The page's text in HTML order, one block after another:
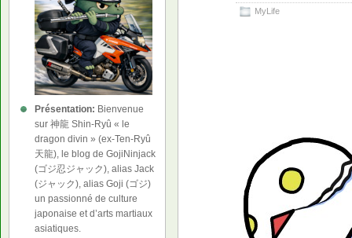
MyLife
Présentation: Bienvenue
sur 神龍 Shin-Ryû « le
dragon divin » (ex-Ten-Ryû
天龍), le blog de GojiNinjack
(ゴジ忍ジャック), alias Jack
(ジャック), alias Goji (ゴジ)
un passionné de culture
japonaise et d’arts martiaux
asiatiques.